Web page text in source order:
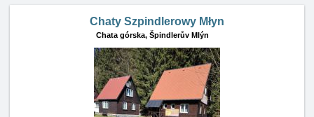
Chaty Szpindlerowy Młyn
Chata górska, Špindlerův Mlýn